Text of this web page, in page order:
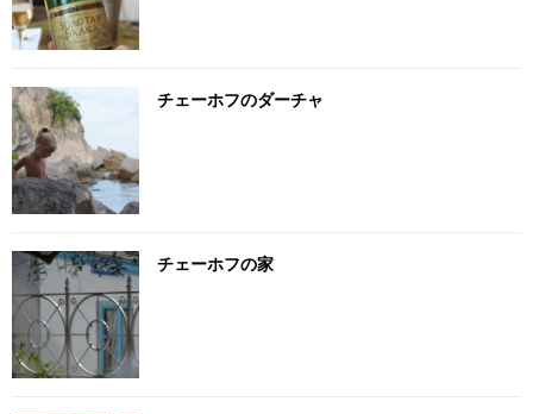
チェーホフのダーチャ
チェーホフの家